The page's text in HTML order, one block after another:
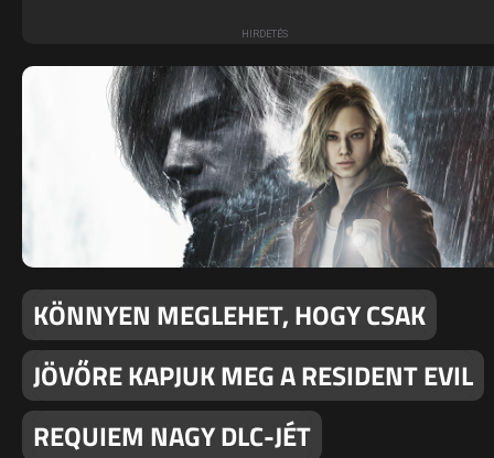
KÖNNYEN MEGLEHET, HOGY CSAK
JÖVŐRE KAPJUK MEG A RESIDENT EVIL
REQUIEM NAGY DLC-JÉT